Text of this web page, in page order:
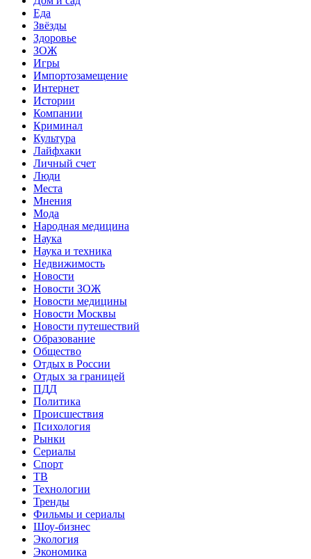
Еда
Звёзды
Здоровье
ЗОЖ
Игры
Импортозамещение
Интернет
Истории
Компании
Криминал
Культура
Лайфхаки
Личный счет
Люди
Места
Мнения
Мода
Народная медицина
Наука
Наука и техника
Недвижимость
Новости
Новости ЗОЖ
Новости медицины
Новости Москвы
Новости путешествий
Образование
Общество
Отдых в России
Отдых за границей
ПДД
Политика
Происшествия
Психология
Рынки
Сериалы
Спорт
ТВ
Технологии
Тренды
Фильмы и сериалы
Шоу-бизнес
Экология
Экономика